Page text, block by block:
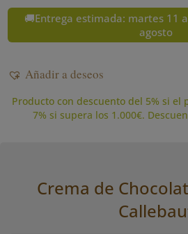
🚚Entrega estimada: martes 11
agosto
Añadir a deseos
Producto con descuento del 5% si el
7% si supera los 1.000€.
Crema de